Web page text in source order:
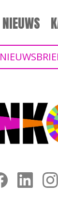
NIEUWS